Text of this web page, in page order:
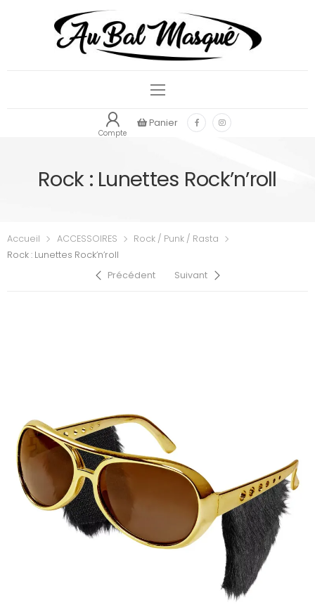
Compte
Panier
Rock : Lunettes Rock’n’roll
Accueil ACCESSOIRES
Rock / Punk / Rasta
Rock : Lunettes Rock’n’roll
Précédent
Suivant